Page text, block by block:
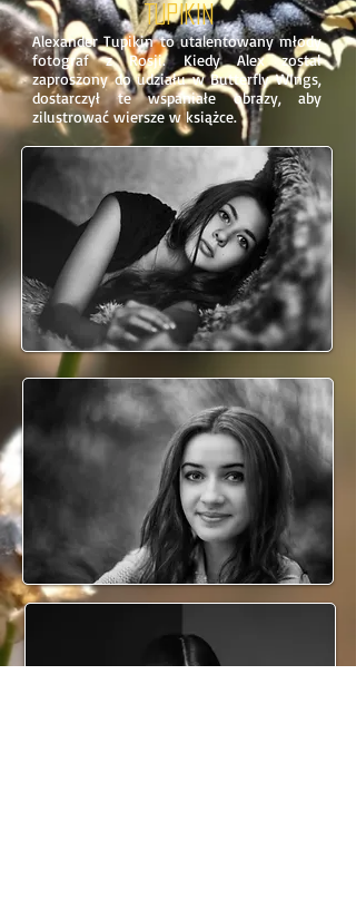
Alexander Tupikin to utalentowany młody
fotograf z Rosji. Kiedy Alex został
zaproszony do udziału w Butterfly WIngs,
dostarczył te wspaniałe obrazy, aby
zilustrować wiersze w książce.
TUPIKIN